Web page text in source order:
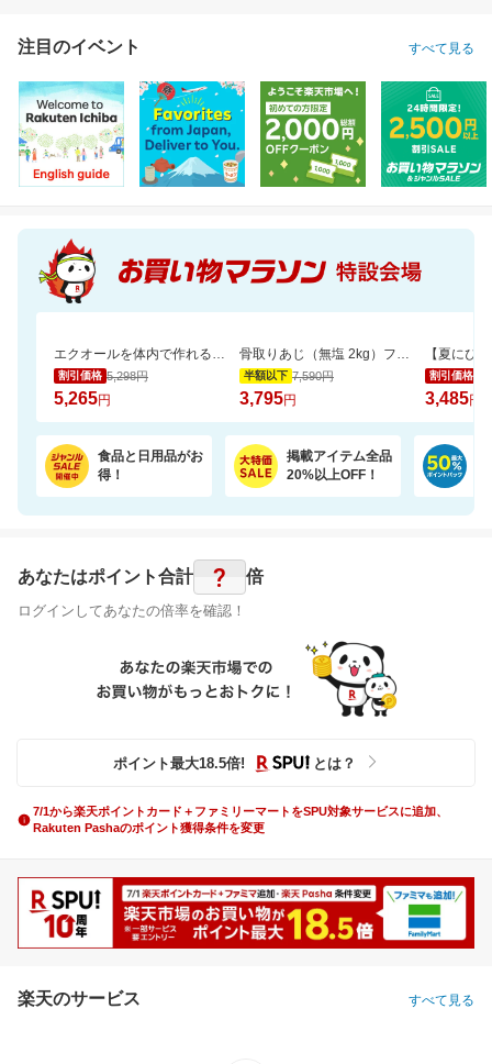
注目のイベント すべて見る
エクオールを体内で作れるのは日本人の約2人に1人と言われております。おすすめです
割引価格 5,298円
5,265円
骨取りあじ（無塩 2kg）フライや南蛮漬けにおすすめ【骨取り魚の飯田商店】
半額以下 7,590円
3,795円
割引価格
3,485円
食品と日用品がお
得！
掲載アイテム全品
20%以上OFF！
あなたはポイント合計 ? 倍
ログインしてあなたの倍率を確認！
ポイント最大18.5倍! とは？
7/1から楽天ポイントカード＋ファミリーマートをSPU対象サービスに追加、
Rakuten Pashaのポイント獲得条件を変更
楽天のサービス すべて見る